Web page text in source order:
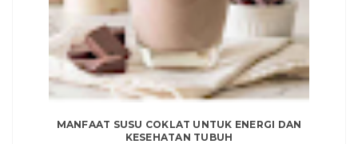
MANFAAT SUSU COKLAT UNTUK ENERGI DAN
KESEHATAN TUBUH